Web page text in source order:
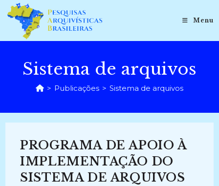
para
conteúdo
Menu
Sistema de arquivos
> Publicações > Sistema de arquivos
PROGRAMA DE APOIO À
IMPLEMENTAÇÃO DO
SISTEMA DE ARQUIVOS